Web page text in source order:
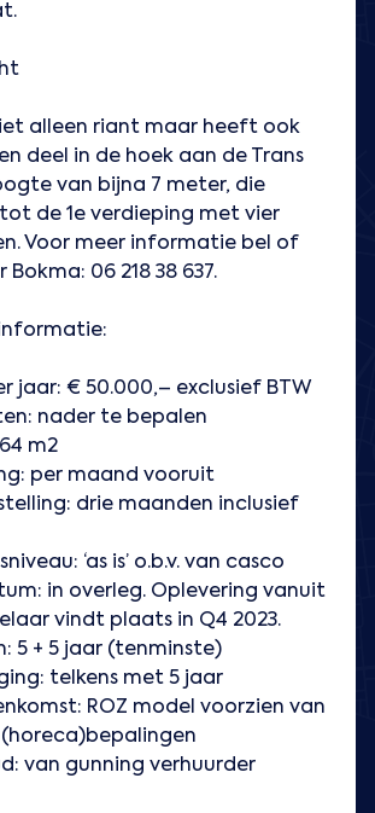
alleen riant maar heeft ook
deel in de hoek aan de Trans
van bijna 7 meter, die
de 1e verdieping met vier
Voor meer informatie bel of
06 218 38 637.
jaar: € 50.000,– exclusief BTW
nader te bepalen
m2
per maand vooruit
drie maanden inclusief
‘as is’ o.b.v. van casco
in overleg. Oplevering vanuit
vindt plaats in Q4 2023.
5 + 5 jaar (tenminste)
telkens met 5 jaar
ROZ model voorzien van
van gunning verhuurder